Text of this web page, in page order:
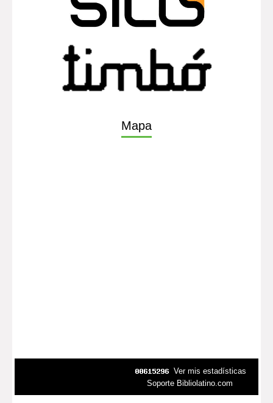
Mapa
Ver mis estadísticas
Soporte Bibliolatino.com